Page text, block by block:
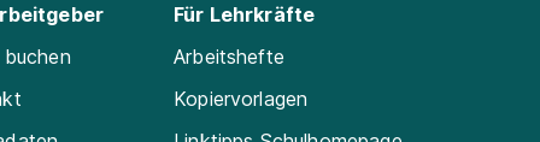
Für Lehrkräfte
Arbeitshefte
Kopiervorlagen